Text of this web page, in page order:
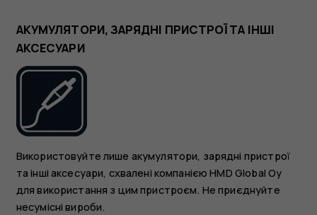
АКУМУЛЯТОРИ, ЗАРЯДНІ ПРИСТРОЇ ТА ІНШІ
АКСЕСУАРИ
Використовуйте лише акумулятори, зарядні пристрої
та інші аксесуари, схвалені компанією HMD Global Oy
для використання з цим пристроєм. Не приєднуйте
несумісні вироби.